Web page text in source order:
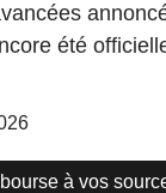
été
à vos